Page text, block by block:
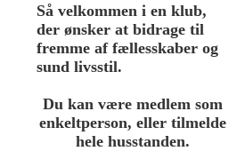
Så velkommen i en klub,
der ønsker at bidrage til
fremme af fællesskaber og
sund livsstil.
Du kan være medlem som
enkeltperson, eller tilmelde
hele husstanden.